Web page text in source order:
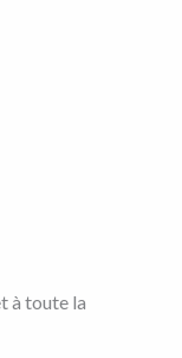
à toute la